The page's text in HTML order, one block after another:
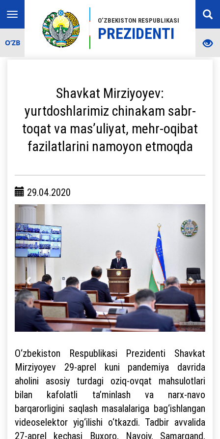
O‘ZBEKISTON RESPUBLIKASI
PREZIDENTI
Toggle
navigation
O‘ZB
Shavkat Mirziyoyev:
yurtdoshlarimiz chinakam sabr-
toqat va mas’uliyat, mehr-oqibat
fazilatlarini namoyon etmoqda
29.04.2020
O‘zbekiston Respublikasi Prezidenti Shavkat
Mirziyoyev 29-aprel kuni pandemiya davrida
aholini asosiy turdagi oziq-ovqat mahsulotlari
bilan kafolatli ta’minlash va narx-navo
barqarorligini saqlash masalalariga bag‘ishlangan
videoselektor yig‘ilishi o‘tkazdi. Tadbir avvalida
27-aprel kechasi Buxoro, Navoiy, Samarqand,